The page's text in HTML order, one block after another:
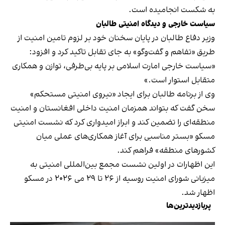
به شکست انجامیده است.
سیاست خارجی و دیدگاه امنیتی طالبان
وزیر دفاع طالبان در پایان سخنان خود بر لزوم تامین امنیت از
طریق «تفاهم و گفت‌وگو» به جای تقابل تاکید کرد و افزود:
«سیاست خارجی امارت اسلامی بر پایه بی‌طرفی، توازن و همکاری
متقابل استوار است.»
وی از برنامه طالبان برای ایجاد «نیروی امنیتی مستحکم»
سخن گفت که بتواند همزمان امنیت داخلی افغانستان و امنیت
منطقه‌ای را تضمین کند و ابراز امیدواری کرد که نشست امنیتی
مسکو «بستر مناسبی برای آغاز همکاری‌های عملی میان
کشورهای منطقه» فراهم کند.
این اظهارات در اولین نشست مجمع بین‌المللی امنیتی به
میزبانی شورای امنیت روسیه از ۲۶ تا ۲۹ می ۲۰۲۶ در مسکو
اظهار شد.
پربازدیدترین‌ها